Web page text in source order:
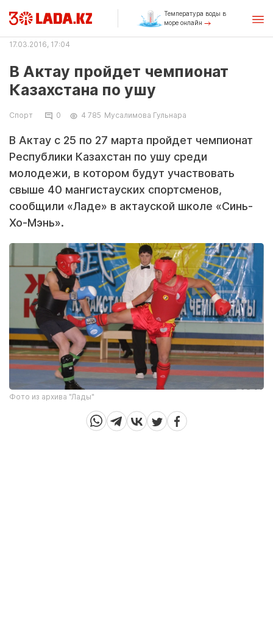
Температура воды в
море онлайн
17.03.2016, 17:04
В Актау пройдет чемпионат
Казахстана по ушу
Спорт 0 4 785 Мусалимова Гульнара
В Актау с 25 по 27 марта пройдет чемпионат
Республики Казахстан по ушу среди
молодежи, в котором будут участвовать
свыше 40 мангистауских спортсменов,
сообщили «Ладе» в актауской школе «Синь-
Хо-Мэнь».
Фото из архива "Лады"